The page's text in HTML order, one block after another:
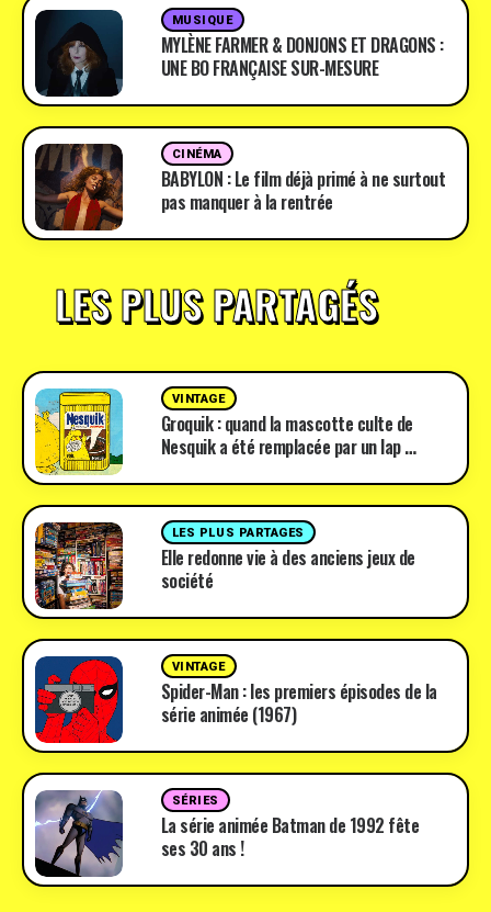
MUSIQUE
MYLÈNE FARMER & DONJONS ET DRAGONS :
UNE BO FRANÇAISE SUR-MESURE
CINÉMA
BABYLON : Le film déjà primé à ne surtout
pas manquer à la rentrée
LES PLUS PARTAGÉS
VINTAGE
Groquik : quand la mascotte culte de
Nesquik a été remplacée par un lap …
LES PLUS PARTAGES
Elle redonne vie à des anciens jeux de
société
VINTAGE
Spider-Man : les premiers épisodes de la
série animée (1967)
SÉRIES
La série animée Batman de 1992 fête
ses 30 ans !